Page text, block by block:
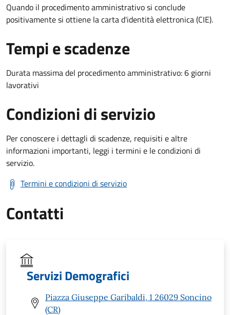
Quando il procedimento amministrativo si conclude
positivamente si ottiene la carta d'identità elettronica (CIE).
Tempi e scadenze
Durata massima del procedimento amministrativo: 6 giorni
lavorativi
Condizioni di servizio
Per conoscere i dettagli di scadenze, requisiti e altre
informazioni importanti, leggi i termini e le condizioni di
servizio.
Termini e condizioni di servizio
Contatti
Servizi Demografici
Piazza Giuseppe Garibaldi, 1 26029 Soncino
(CR)